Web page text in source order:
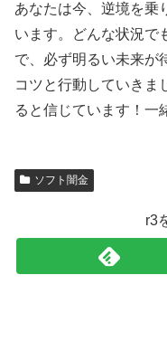
あなたは今、逆境を乗
います。どんな状況で
で、必ず明るい未来が
コツと行動していきま
ると信じています！一
ソフト闇金
r3